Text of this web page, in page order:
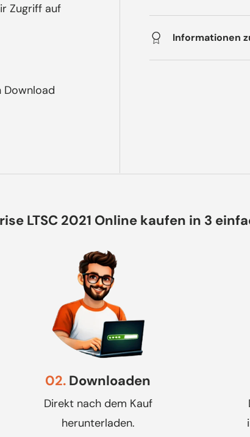
Informationen
Zugriff auf
Download
LTSC 2021 Online kaufen in 3
02. Downloaden
Direkt nach dem Kauf
herunterladen.